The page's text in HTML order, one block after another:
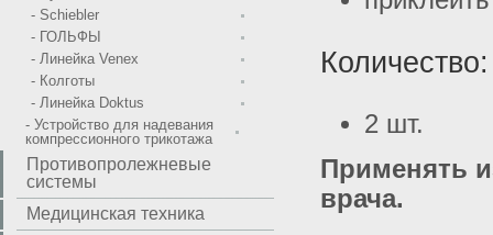
Количество:
2 шт.
Применять
врача.
- Schiebler
- ГОЛЬФЫ
- Линейка Venex
- Колготы
- Линейка Doktus
- Устройство для надевания
компрессионного трикотажа
Противопролежневые
системы
Медицинская техника